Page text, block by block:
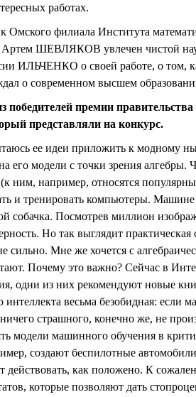
работах.
Омского филиала Института
ШЕВЛЯКОВ увлечен чистой
ИЛЬЧЕНКО о своей работе, о том,
о современном высшем
победителей премии
представляли на конкурс.
ее идеи приложить к модному
его модели с точки зрения алгебры.
ним, например, относятся
и тренировать компьютеры.
собачка. Посмотрев миллион
Но так выглядит практическая
сильно. Мне же хочется с
Почему это важно? Сейчас в
одни из них рекомендуют новые
весьма безобидная: если
страшного, конечно же, не
модели машинного обучения в
создают беспилотные
действовать, как положено. К
которые позволяют дать